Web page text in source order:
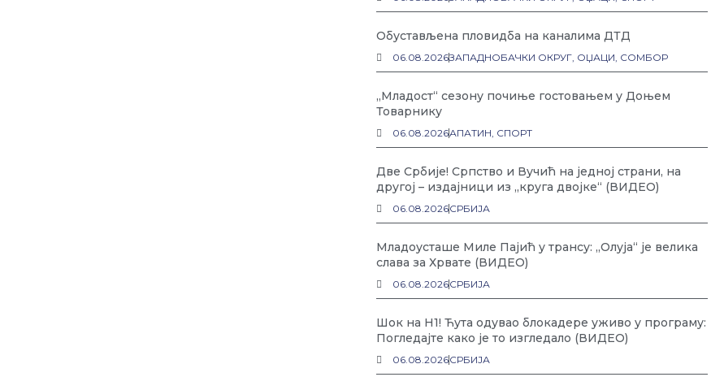
Обустављена пловидба на каналима ДТД
06.08.2026ЗАПАДНОБАЧКИ ОКРУГ, ОЏАЦИ, СОМБОР
„Младост“ сезону почиње гостовањем у Доњем
Товарнику
06.08.2026АПАТИН, СПОРТ
Две Србије! Српство и Вучић на једној страни, на
другој – издајници из „круга двојке“ (ВИДЕО)
06.08.2026СРБИЈА
Младоусташе Миле Пајић у трансу: „Олуја“ је велика
слава за Хрвате (ВИДЕО)
06.08.2026СРБИЈА
Шок на Н1! Ћута одувао блокадере уживо у програму:
Погледајте како је то изгледало (ВИДЕО)
06.08.2026СРБИЈА